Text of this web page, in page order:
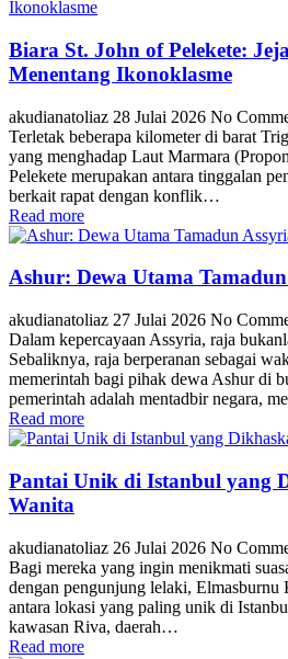
Biara St. John of Pelekete:
Menentang Ikonoklasme
akudianatoliaz 28 Julai 2026 No
Terletak beberapa kilometer di barat
yang menghadap Laut Marmara
Pelekete merupakan antara tinggalan
berkait rapat dengan konflik…
Read more
Ashur: Dewa Utama
akudianatoliaz 27 Julai 2026 No
Dalam kepercayaan Assyria, raja
Sebaliknya, raja berperanan sebagai
memerintah bagi pihak dewa Ashur di
pemerintah adalah mentadbir negara,
Read more
Pantai Unik di Istanbul yang
Wanita
akudianatoliaz 26 Julai 2026 No
Bagi mereka yang ingin menikmati
dengan pengunjung lelaki, Elmasburnu
antara lokasi yang paling unik di
kawasan Riva, daerah…
Read more